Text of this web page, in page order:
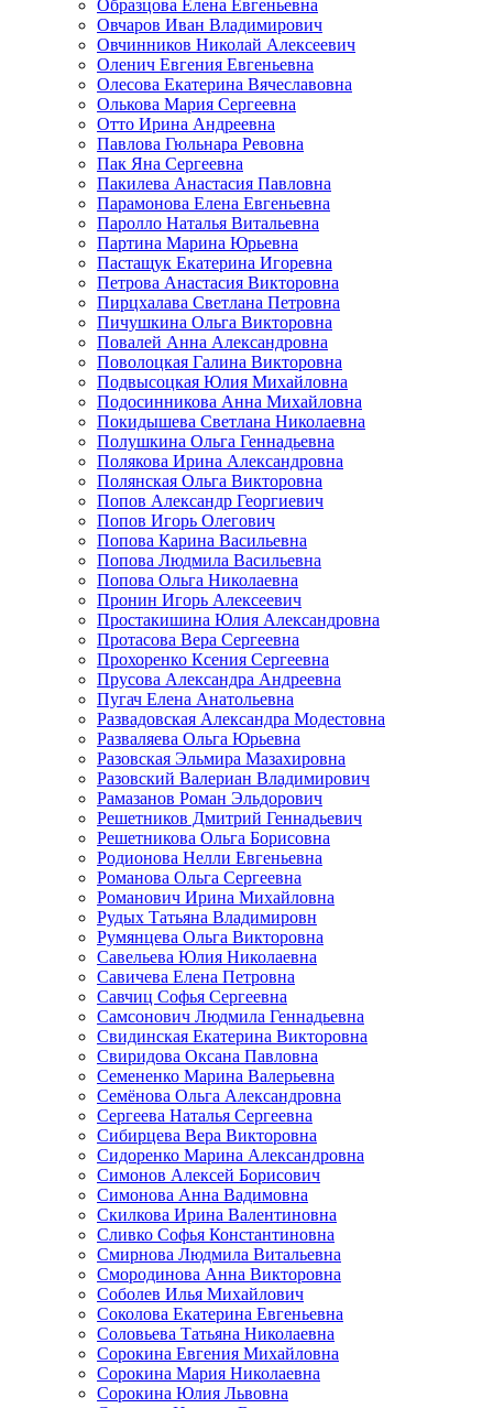
Образцова Елена Евгеньевна
Овчаров Иван Владимирович
Овчинников Николай Алексеевич
Оленич Евгения Евгеньевна
Олесова Екатерина Вячеславовна
Олькова Мария Сергеевна
Отто Ирина Андреевна
Павлова Гюльнара Ревовна
Пак Яна Сергеевна
Пакилева Анастасия Павловна
Парамонова Елена Евгеньевна
Паролло Наталья Витальевна
Партина Марина Юрьевна
Пастащук Екатерина Игоревна
Петрова Анастасия Викторовна
Пирцхалава Светлана Петровна
Пичушкина Ольга Викторовна
Повалей Анна Александровна
Поволоцкая Галина Викторовна
Подвысоцкая Юлия Михайловна
Подосинникова Анна Михайловна
Покидышева Светлана Николаевна
Полушкина Ольга Геннадьевна
Полякова Ирина Александровна
Полянская Ольга Викторовна
Попов Александр Георгиевич
Попов Игорь Олегович
Попова Карина Васильевна
Попова Людмила Васильевна
Попова Ольга Николаевна
Пронин Игорь Алексеевич
Простакишина Юлия Александровна
Протасова Вера Сергеевна
Прохоренко Ксения Сергеевна
Прусова Александра Андреевна
Пугач Елена Анатольевна
Развадовская Александра Модестовна
Разваляева Ольга Юрьевна
Разовская Эльмира Мазахировна
Разовский Валериан Владимирович
Рамазанов Роман Эльдорович
Решетников Дмитрий Геннадьевич
Решетникова Ольга Борисовна
Родионова Нелли Евгеньевна
Романова Ольга Сергеевна
Романович Ирина Михайловна
Рудых Татьяна Владимировн
Румянцева Ольга Викторовна
Савельева Юлия Николаевна
Савичева Елена Петровна
Савчиц Софья Сергеевна
Самсонович Людмила Геннадьевна
Свидинская Екатерина Викторовна
Свиридова Оксана Павловна
Семененко Марина Валерьевна
Семёнова Ольга Александровна
Сергеева Наталья Сергеевна
Сибирцева Вера Викторовна
Сидоренко Марина Александровна
Симонов Алексей Борисович
Симонова Анна Вадимовна
Скилкова Ирина Валентиновна
Сливко Софья Константиновна
Смирнова Людмила Витальевна
Смородинова Анна Викторовна
Соболев Илья Михайлович
Соколова Екатерина Евгеньевна
Соловьева Татьяна Николаевна
Сорокина Евгения Михайловна
Сорокина Мария Николаевна
Сорокина Юлия Львовна